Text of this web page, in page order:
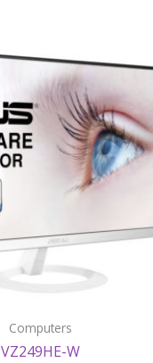
Computers
VZ249HE-W